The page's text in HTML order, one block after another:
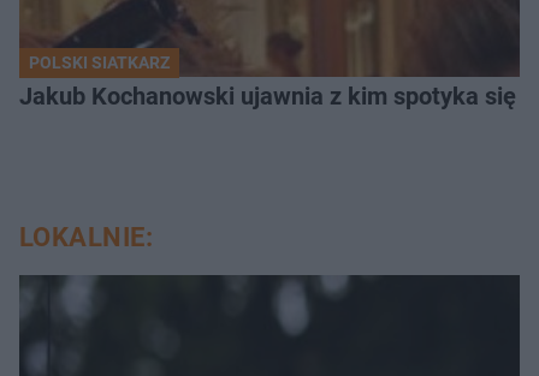
POLSKI SIATKARZ
Jakub Kochanowski ujawnia z kim spotyka się
LOKALNIE: